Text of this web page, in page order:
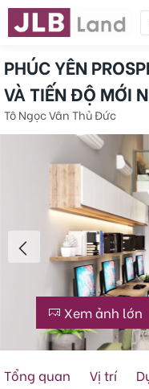
PHÚC YÊN
VÀ TIẾN ĐỘ MỚI
Tô Ngọc Vân Thủ Đức
Xem ảnh lớn
Tổng quan Vị trí